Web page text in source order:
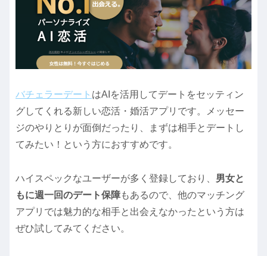
バチェラーデート はAIを活用してデートをセッティン
グしてくれる新しい恋活・婚活アプリです。メッセー
ジのやりとりが面倒だったり、まずは相手とデートし
てみたい！という方におすすめです。
ハイスペックなユーザーが多く登録しており、 男女と
もに週一回のデート保障もあるので、他のマッチング
アプリでは魅力的な相手と出会えなかったという方は
ぜひ試してみてください。